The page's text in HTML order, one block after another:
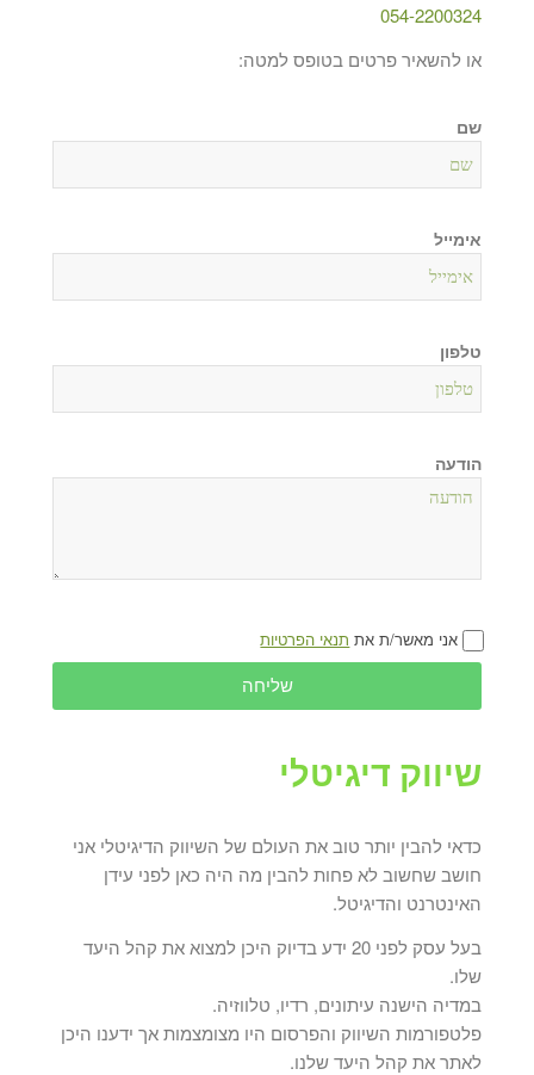
054-2200324
או להשאיר פרטים בטופס למטה:
שם
אימייל
טלפון
הודעה
אני מאשר/ת את תנאי הפרטיות
שליחה
שיווק דיגיטלי
כדאי להבין יותר טוב את העולם של השיווק הדיגיטלי אני
חושב שחשוב לא פחות להבין מה היה כאן לפני עידן
האינטרנט והדיגיטל.
בעל עסק לפני 20 ידע בדיוק היכן למצוא את קהל היעד
שלו.
במדיה הישנה עיתונים, רדיו, טלווזיה.
פלטפורמות השיווק והפרסום היו מצומצמות אך ידענו היכן
לאתר את קהל היעד שלנו.